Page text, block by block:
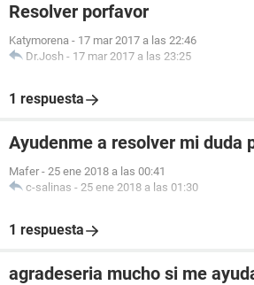
Resolver porfavor
Katymorena - 17 mar 2017 a las 22:46
Dr.Josh - 17 mar 2017 a las 23:25
1 respuesta
Ayudenme a resolver mi duda
Mafer - 25 ene 2018 a las 00:41
c-salinas - 25 ene 2018 a las 01:30
1 respuesta
agradeseria mucho si me